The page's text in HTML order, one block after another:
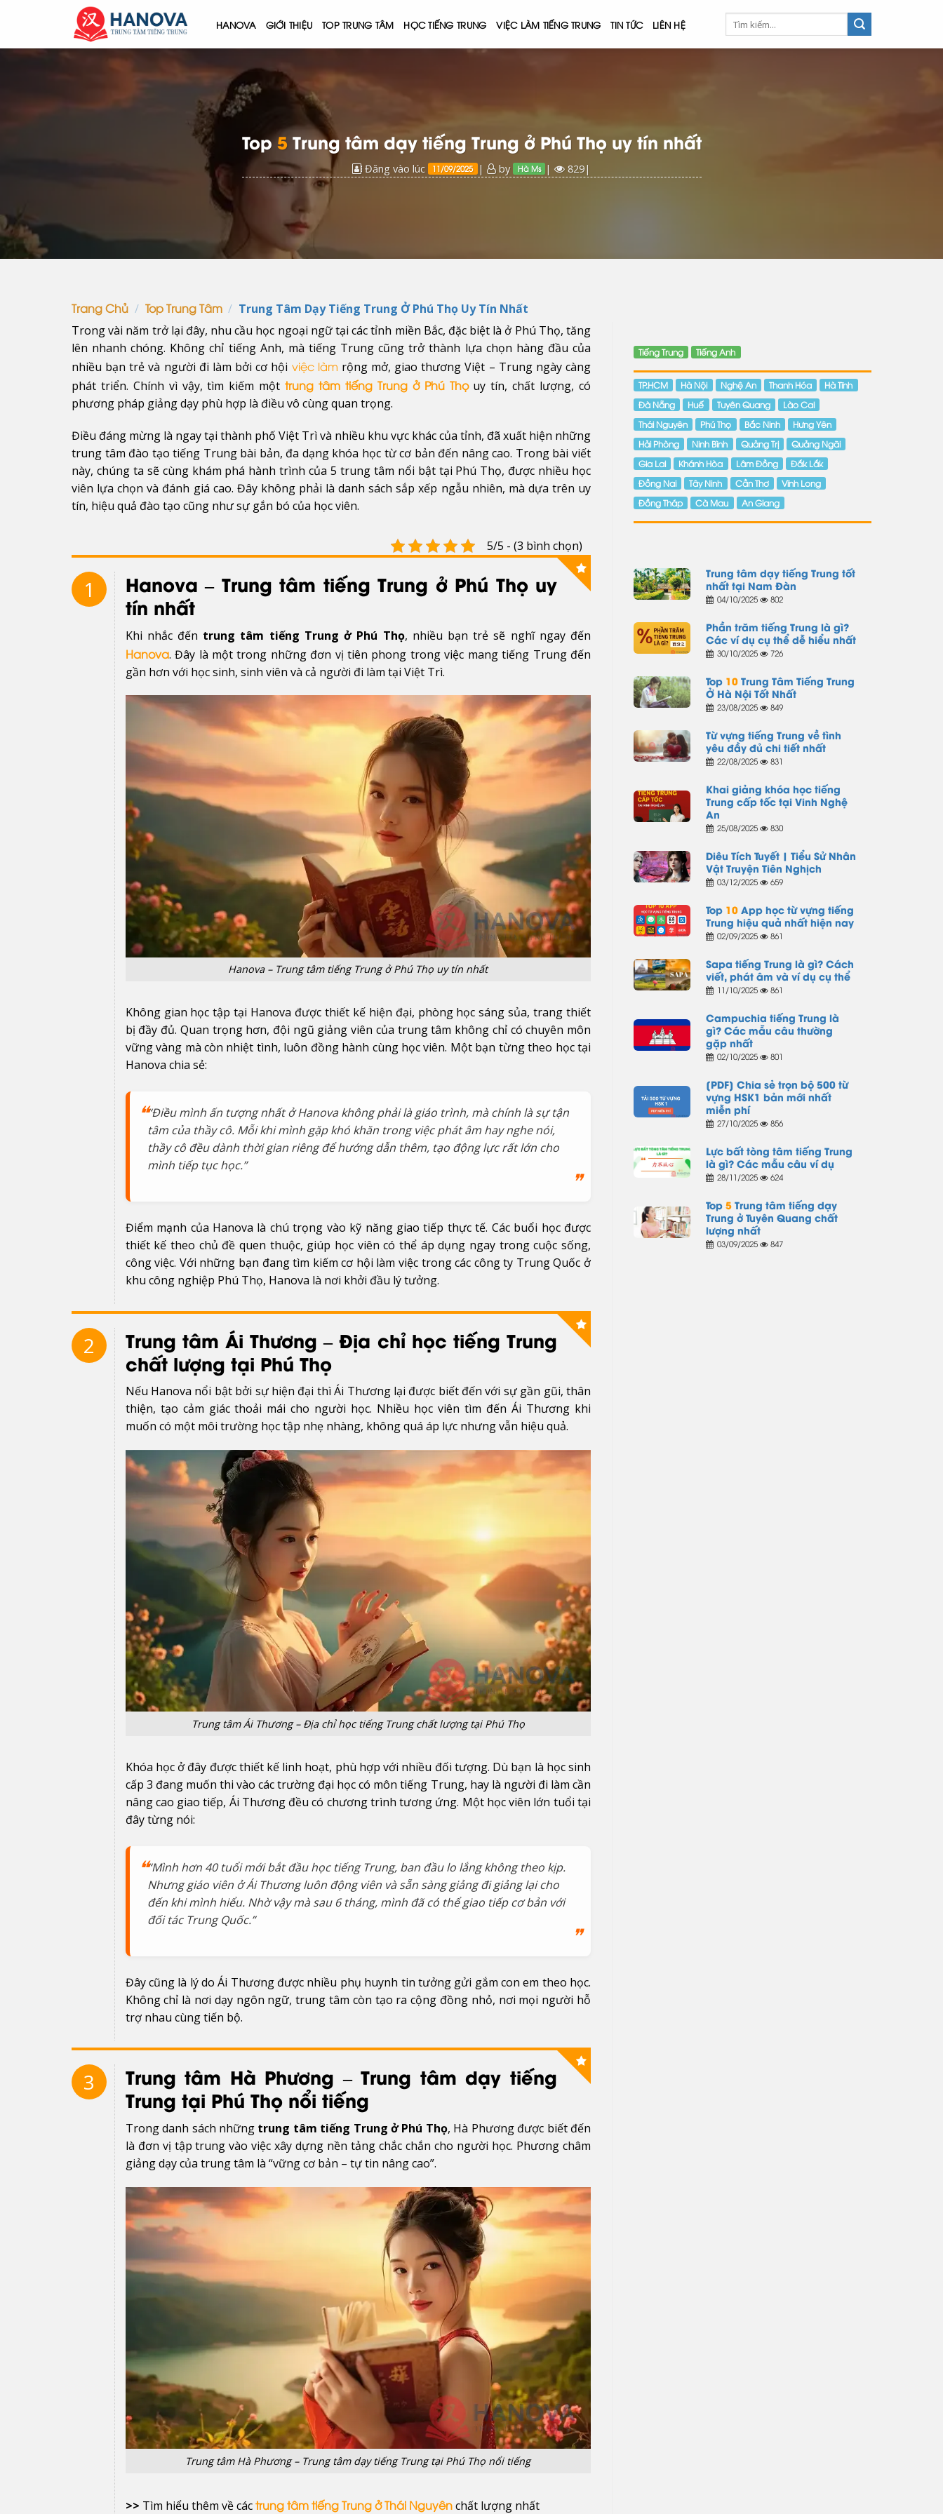
HANOVA GIỚI THIỆU TOP TRUNG TÂM HỌC TIẾNG TRUNG VIỆC LÀM TIẾNG TRUNG TIN TỨC LIÊN HỆ
Top5 Trung tâm dạy tiếng Trung ở Phú Thọ uy tín nhất
Đăng vào lúc 11/09/2025 | by Hà Ms | 829|
Trang Chủ / Top Trung Tâm / Trung Tâm Dạy Tiếng Trung Ở Phú Thọ Uy Tín Nhất
Trong vài năm trở lại đây, nhu cầu học ngoại ngữ tại các tỉnh miền Bắc, đặc biệt là ở Phú Thọ, tăng
lên nhanh chóng. Không chỉ tiếng Anh, mà tiếng Trung cũng trở thành lựa chọn hàng đầu của
nhiều bạn trẻ và người đi làm bởi cơ hội việc làm rộng mở, giao thương Việt – Trung ngày càng
phát triển. Chính vì vậy, tìm kiếm mộttrung tâm tiếng Trung ở Phú Thọuy tín, chất lượng, có
phương pháp giảng dạy phù hợp là điều vô cùng quan trọng.
Điều đáng mừng là ngay tại thành phố Việt Trì và nhiều khu vực khác của tỉnh, đã xuất hiện những
trung tâm đào tạo tiếng Trung bài bản, đa dạng khóa học từ cơ bản đến nâng cao. Trong bài viết
này, chúng ta sẽ cùng khám phá hành trình của 5 trung tâm nổi bật tại Phú Thọ, được nhiều học
viên lựa chọn và đánh giá cao. Đây không phải là danh sách sắp xếp ngẫu nhiên, mà dựa trên uy
tín, hiệu quả đào tạo cũng như sự gắn bó của học viên.
5/5 - (3 bình chọn)
1
Hanova – Trung tâm tiếng Trung ở Phú Thọ uy
tín nhất
Khi nhắc đến trung tâm tiếng Trung ở Phú Thọ, nhiều bạn trẻ sẽ nghĩ ngay đến
Hanova. Đây là một trong những đơn vị tiên phong trong việc mang tiếng Trung đến
gần hơn với học sinh, sinh viên và cả người đi làm tại Việt Trì.
Hanova – Trung tâm tiếng Trung ở Phú Thọ uy tín nhất
Không gian học tập tại Hanova được thiết kế hiện đại, phòng học sáng sủa, trang thiết
bị đầy đủ. Quan trọng hơn, đội ngũ giảng viên của trung tâm không chỉ có chuyên môn
vững vàng mà còn nhiệt tình, luôn đồng hành cùng học viên. Một bạn từng theo học tại
Hanova chia sẻ:
“Điều mình ấn tượng nhất ở Hanova không phải là giáo trình, mà chính là sự tận
tâm của thầy cô. Mỗi khi mình gặp khó khăn trong việc phát âm hay nghe nói,
thầy cô đều dành thời gian riêng để hướng dẫn thêm, tạo động lực rất lớn cho
mình tiếp tục học.”
Điểm mạnh của Hanova là chú trọng vào kỹ năng giao tiếp thực tế. Các buổi học được
thiết kế theo chủ đề quen thuộc, giúp học viên có thể áp dụng ngay trong cuộc sống,
công việc. Với những bạn đang tìm kiếm cơ hội làm việc trong các công ty Trung Quốc ở
khu công nghiệp Phú Thọ, Hanova là nơi khởi đầu lý tưởng.
2
Trung tâm Ái Thương – Địa chỉ học tiếng Trung
chất lượng tại Phú Thọ
Nếu Hanova nổi bật bởi sự hiện đại thì Ái Thương lại được biết đến với sự gần gũi, thân
thiện, tạo cảm giác thoải mái cho người học. Nhiều học viên tìm đến Ái Thương khi
muốn có một môi trường học tập nhẹ nhàng, không quá áp lực nhưng vẫn hiệu quả.
Trung tâm Ái Thương – Địa chỉ học tiếng Trung chất lượng tại Phú Thọ
Khóa học ở đây được thiết kế linh hoạt, phù hợp với nhiều đối tượng. Dù bạn là học sinh
cấp 3 đang muốn thi vào các trường đại học có môn tiếng Trung, hay là người đi làm cần
nâng cao giao tiếp, Ái Thương đều có chương trình tương ứng. Một học viên lớn tuổi tại
đây từng nói:
“Mình hơn 40 tuổi mới bắt đầu học tiếng Trung, ban đầu lo lắng không theo kịp.
Nhưng giáo viên ở Ái Thương luôn động viên và sẵn sàng giảng đi giảng lại cho
đến khi mình hiểu. Nhờ vậy mà sau 6 tháng, mình đã có thể giao tiếp cơ bản với
đối tác Trung Quốc.”
Đây cũng là lý do Ái Thương được nhiều phụ huynh tin tưởng gửi gắm con em theo học.
Không chỉ là nơi dạy ngôn ngữ, trung tâm còn tạo ra cộng đồng nhỏ, nơi mọi người hỗ
trợ nhau cùng tiến bộ.
3
Trung tâm Hà Phương – Trung tâm dạy tiếng
Trung tại Phú Thọ nổi tiếng
Trong danh sách những trung tâm tiếng Trung ở Phú Thọ, Hà Phương được biết đến
là đơn vị tập trung vào việc xây dựng nền tảng chắc chắn cho người học. Phương châm
giảng dạy của trung tâm là “vững cơ bản – tự tin nâng cao”.
Trung tâm Hà Phương – Trung tâm dạy tiếng Trung tại Phú Thọ nổi tiếng
>> Tìm hiểu thêm về các trung tâm tiếng Trung ở Thái Nguyênchất lượng nhất
Tiếng Trung Tiếng Anh
TP.HCM Hà Nội Nghệ An Thanh Hóa Hà Tĩnh
Đà Nẵng Huế Tuyên Quang Lào Cai
Thái Nguyên Phú Thọ Bắc Ninh Hưng Yên
Hải Phòng Ninh Bình Quảng Trị Quảng Ngãi
Gia Lai Khánh Hòa Lâm Đồng Đắk Lắk
Đồng Nai Tây Ninh Cần Thơ Vĩnh Long
Đồng Tháp Cà Mau An Giang
Trung tâm dạy tiếng Trung tốt
nhất tại Nam Đàn
04/10/2025 802
Phần trăm tiếng Trung là gì?
Các ví dụ cụ thể dễ hiểu nhất
30/10/2025 726
Top 10Trung Tâm Tiếng Trung
Ở Hà Nội Tốt Nhất
23/08/2025 849
Từ vựng tiếng Trung về tình
yêu đầy đủ chi tiết nhất
22/08/2025 831
Khai giảng khóa học tiếng
Trung cấp tốc tại Vinh Nghệ
An
25/08/2025 830
Diêu Tích Tuyết | Tiểu Sử Nhân
Vật Truyện Tiên Nghịch
03/12/2025 659
Top 10App học từ vựng tiếng
Trung hiệu quả nhất hiện nay
02/09/2025 861
Sapa tiếng Trung là gì? Cách
viết, phát âm và ví dụ cụ thể
11/10/2025 861
Campuchia tiếng Trung là
gì? Các mẫu câu thường
gặp nhất
02/10/2025 801
[PDF] Chia sẻ trọn bộ 500 từ
vựng HSK1 bản mới nhất
miễn phí
27/10/2025 856
Lực bất tòng tâm tiếng Trung
là gì? Các mẫu câu ví dụ
28/11/2025 624
Top 5Trung tâm tiếng dạy
Trung ở Tuyên Quang chất
lượng nhất
03/09/2025 847